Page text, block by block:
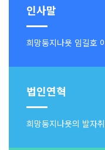
인사말
희망둥지나욧 임길호
법인연혁
희망둥지나욧의 발자